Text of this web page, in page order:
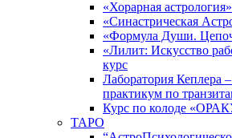
«Хорарная
«Синастрическая
«Формула Души.
«Лилит: Искусство
курс
Лаборатория Кеплера
практикум по
Курс по колоде
ТАРО